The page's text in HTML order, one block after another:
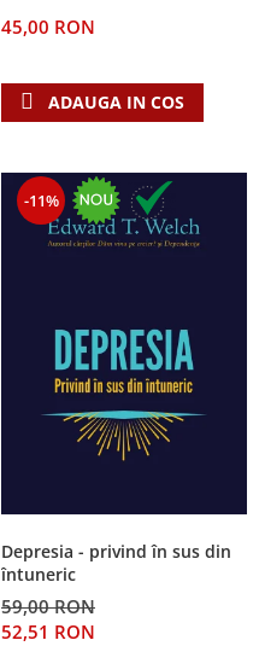
45,00 RON
ADAUGA IN COS
-11%
Depresia - privind în sus din
întuneric
59,00 RON
52,51 RON